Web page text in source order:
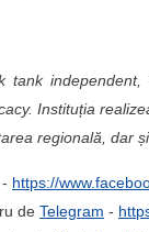
tank
Instituția
regională, dar
- https://
de Telegram -